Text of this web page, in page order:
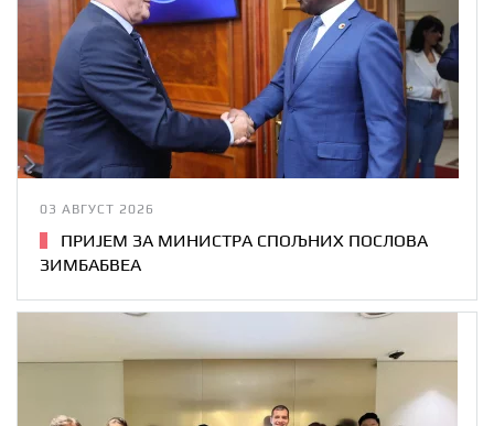
03 АВГУСТ 2026
ПРИЈЕМ ЗА МИНИСТРА СПОЉНИХ ПОСЛОВА
ЗИМБАБВЕА